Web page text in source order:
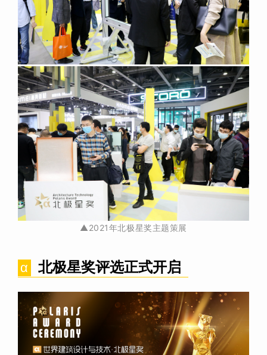
▲2021年北极星奖主题策展
α 北极星奖评选正式开启